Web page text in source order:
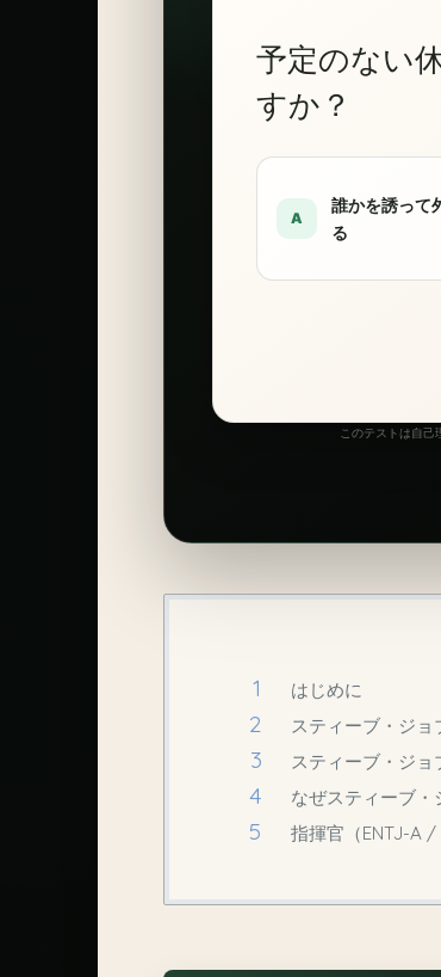
予定のない
すか？
A
誰かを誘って
る
このテストは自己
はじめに
スティーブ・ジョ
スティーブ・ジョ
なぜスティーブ・
指揮官（ENTJ-A /